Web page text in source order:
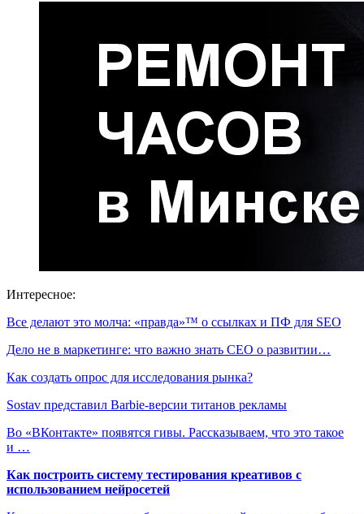
Интересное:
Все делают это молча: «правда»™ о ссылках и ПФ для SEO
Дело не в маркетинге: что важно знать CEO о развитии…
Как создать опрос для исследования рынка?
Sostav представил Barbie-версии титанов рекламы
Во «ВКонтакте» появятся гивы. Рассказываем, что это такое
и …
Как построить систему тестирования креативов с
использованием нейросетей